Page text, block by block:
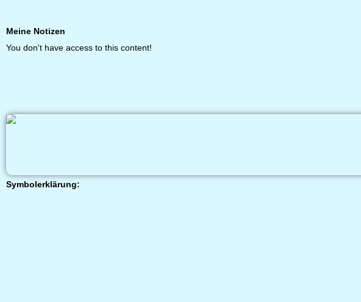
Meine Notizen
You don't have access to this content!
Symbolerklärung: